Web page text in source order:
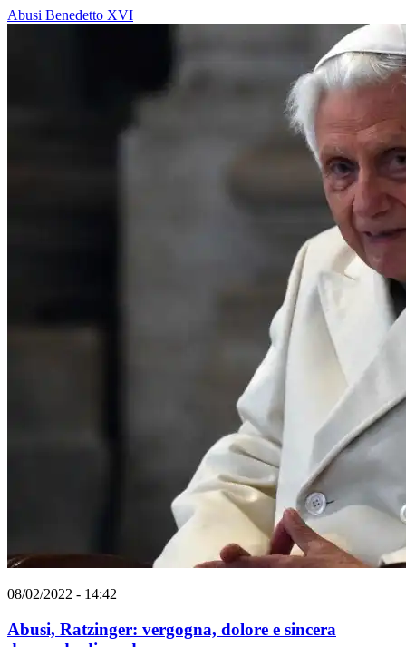
Abusi Benedetto XVI
08/02/2022 - 14:42
Abusi, Ratzinger: vergogna, dolore e sincera